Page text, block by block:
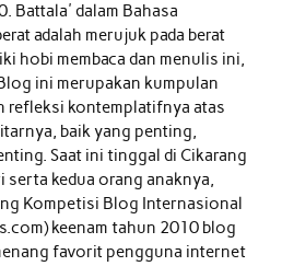
Battala' dalam Bahasa
adalah merujuk pada berat
hobi membaca dan menulis ini,
ini merupakan kumpulan
refleksi kontemplatifnya atas
baik yang penting,
Saat ini tinggal di Cikarang
serta kedua orang anaknya,
Kompetisi Blog Internasional
keenam tahun 2010 blog
favorit pengguna internet